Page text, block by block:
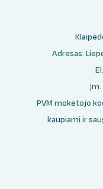
Adresas:
PVM mokėtojo
kaupiami ir